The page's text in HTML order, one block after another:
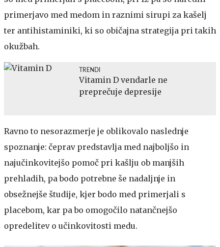
primerjavo med medom in raznimi sirupi za kašelj
ter antihistaminiki, ki so običajna strategija pri takih
okužbah.
TRENDI
Vitamin D vendarle ne
preprečuje depresije
Ravno to nesorazmerje je oblikovalo naslednje
spoznanje: čeprav predstavlja med najboljšo in
najučinkovitejšo pomoč pri kašlju ob manjših
prehladih, pa bodo potrebne še nadaljnje in
obsežnejše študije, kjer bodo med primerjali s
placebom, kar pa bo omogočilo natančnejšo
opredelitev o učinkovitosti medu.